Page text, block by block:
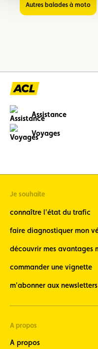
Autres balades à moto
Assistance
Voyages
Je souhaite
connaître l'état du trafic
faire diagnostiquer mon
découvrir mes avantages
commander une vignette
m'abonner aux newsletters
A propos
A propos